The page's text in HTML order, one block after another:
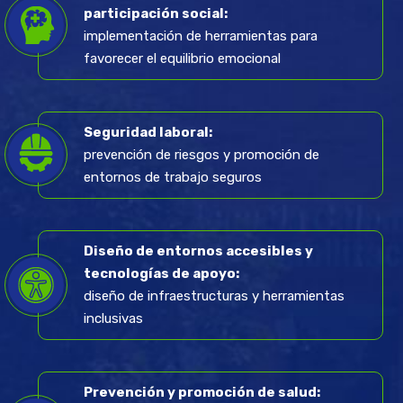
participación social:
implementación de herramientas para
favorecer el equilibrio emocional
Seguridad laboral:
prevención de riesgos y promoción de
entornos de trabajo seguros
Diseño de entornos accesibles y
tecnologías de apoyo:
diseño de infraestructuras y herramientas
inclusivas
Prevención y promoción de salud: